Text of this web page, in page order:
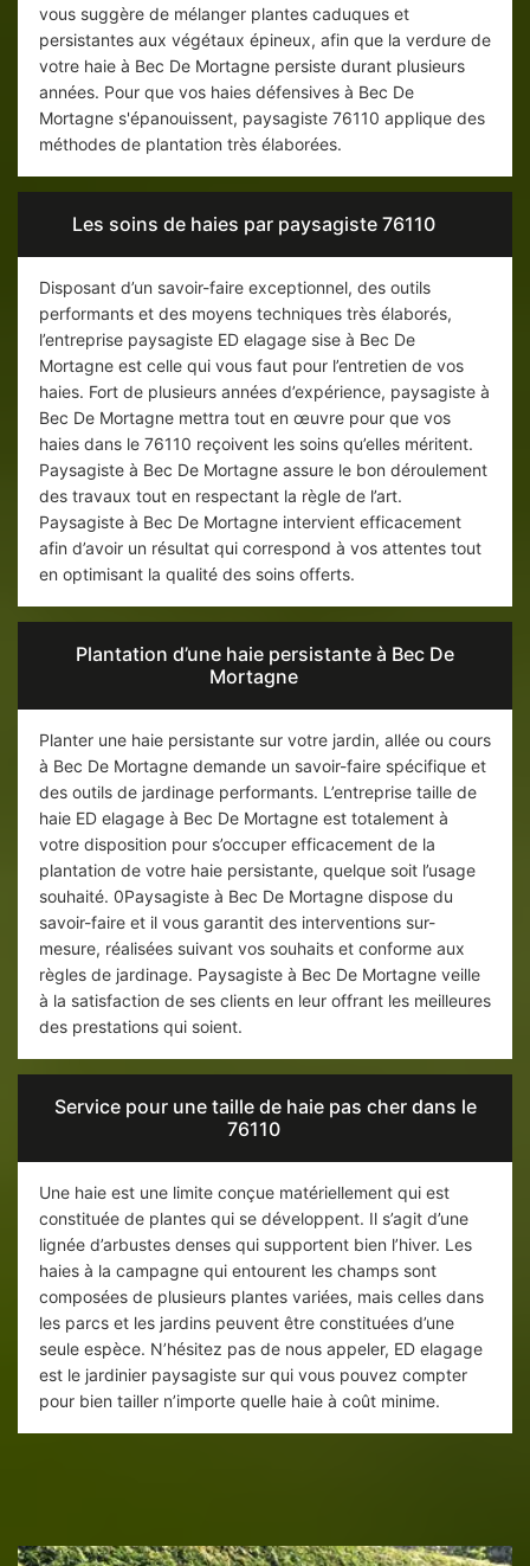
vous suggère de mélanger plantes caduques et
persistantes aux végétaux épineux, afin que la verdure de
votre haie à Bec De Mortagne persiste durant plusieurs
années. Pour que vos haies défensives à Bec De
Mortagne s'épanouissent, paysagiste 76110 applique des
méthodes de plantation très élaborées.
Les soins de haies par paysagiste 76110
Disposant d’un savoir-faire exceptionnel, des outils
performants et des moyens techniques très élaborés,
l’entreprise paysagiste ED elagage sise à Bec De
Mortagne est celle qui vous faut pour l’entretien de vos
haies. Fort de plusieurs années d’expérience, paysagiste à
Bec De Mortagne mettra tout en œuvre pour que vos
haies dans le 76110 reçoivent les soins qu’elles méritent.
Paysagiste à Bec De Mortagne assure le bon déroulement
des travaux tout en respectant la règle de l’art.
Paysagiste à Bec De Mortagne intervient efficacement
afin d’avoir un résultat qui correspond à vos attentes tout
en optimisant la qualité des soins offerts.
Plantation d’une haie persistante à Bec De
Mortagne
Planter une haie persistante sur votre jardin, allée ou cours
à Bec De Mortagne demande un savoir-faire spécifique et
des outils de jardinage performants. L’entreprise taille de
haie ED elagage à Bec De Mortagne est totalement à
votre disposition pour s’occuper efficacement de la
plantation de votre haie persistante, quelque soit l’usage
souhaité. 0Paysagiste à Bec De Mortagne dispose du
savoir-faire et il vous garantit des interventions sur-
mesure, réalisées suivant vos souhaits et conforme aux
règles de jardinage. Paysagiste à Bec De Mortagne veille
à la satisfaction de ses clients en leur offrant les meilleures
des prestations qui soient.
Service pour une taille de haie pas cher dans le
76110
Une haie est une limite conçue matériellement qui est
constituée de plantes qui se développent. Il s’agit d’une
lignée d’arbustes denses qui supportent bien l’hiver. Les
haies à la campagne qui entourent les champs sont
composées de plusieurs plantes variées, mais celles dans
les parcs et les jardins peuvent être constituées d’une
seule espèce. N’hésitez pas de nous appeler, ED elagage
est le jardinier paysagiste sur qui vous pouvez compter
pour bien tailler n’importe quelle haie à coût minime.